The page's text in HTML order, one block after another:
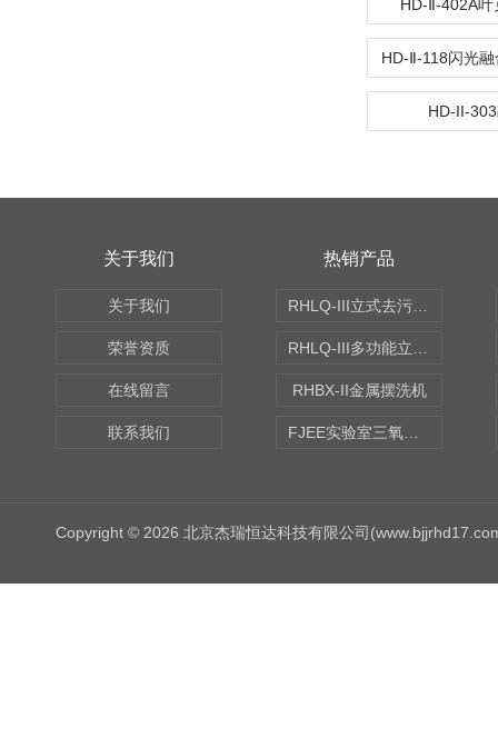
HD-Ⅱ-402A
HD-II-
关于我们
关于我们
荣誉资质
在线留言
联系我们
热销产品
RHBX-II金属摆洗机
Copyright © 2026 北京杰瑞恒达科技有限公司